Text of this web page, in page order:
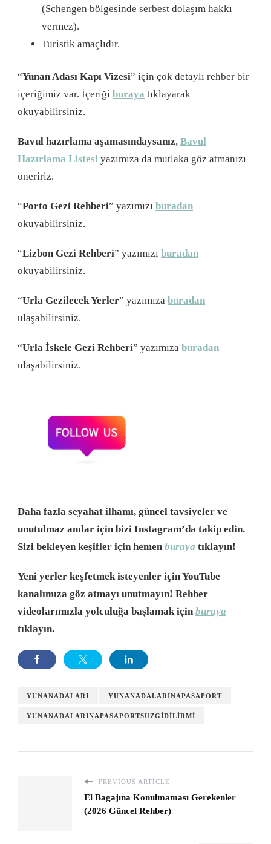
(Schengen bölgesinde serbest dolaşım hakkı
vermez).
Turistik amaçlıdır.
“Yunan Adası Kapı Vizesi” için çok detaylı rehber bir
içeriğimiz var. İçeriği buraya tıklayarak
okuyabilirsiniz.
Bavul hazırlama aşamasındaysanız, Bavul
Hazırlama Listesi yazımıza da mutlaka göz atmanızı
öneririz.
“Porto Gezi Rehberi” yazımızı buradan
okuyabilirsiniz.
“Lizbon Gezi Rehberi” yazımızı buradan
okuyabilirsiniz.
“Urla Gezilecek Yerler” yazımıza buradan
ulaşabilirsiniz.
“Urla İskele Gezi Rehberi” yazımıza buradan
ulaşabilirsiniz.
Daha fazla seyahat ilhamı, güncel tavsiyeler ve
unutulmaz anılar için bizi Instagram’da takip edin.
Sizi bekleyen keşifler için hemenburaya tıklayın!
Yeni yerler keşfetmek isteyenler için YouTube
kanalımıza göz atmayı unutmayın! Rehber
videolarımızla yolculuğa başlamak içinburaya
tıklayın.
YUNANADALARI YUNANADALARINAPASAPORT
YUNANADALARINAPASAPORTSUZGIDILIRMI
PREVIOUS ARTICLE
El Bagajına Konulmaması Gerekenler
(2026 Güncel Rehber)